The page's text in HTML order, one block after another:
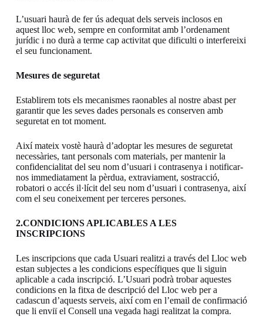
L’usuari haurà de fer ús adequat dels serveis inclosos en
aquest lloc web, sempre en conformitat amb l’ordenament
jurídic i no durà a terme cap activitat que dificulti o interfereixi
el seu funcionament.
Mesures de seguretat
Establirem tots els mecanismes raonables al nostre abast per
garantir que les seves dades personals es conserven amb
seguretat en tot moment.
Així mateix vostè haurà d’adoptar les mesures de seguretat
necessàries, tant personals com materials, per mantenir la
confidencialitat del seu nom d’usuari i contrasenya i notificar-
nos immediatament la pèrdua, extraviament, sostracció,
robatori o accés il·lícit del seu nom d’usuari i contrasenya, així
com el seu coneixement per terceres persones.
2.CONDICIONS APLICABLES A LES
INSCRIPCIONS
Les inscripcions que cada Usuari realitzi a través del Lloc web
estan subjectes a les condicions específiques que li siguin
aplicable a cada inscripció. L’Usuari podrà trobar aquestes
condicions en la fitxa de descripció del Lloc web per a
cadascun d’aquests serveis, així com en l’email de confirmació
que li enviï el Consell una vegada hagi realitzat la compra.